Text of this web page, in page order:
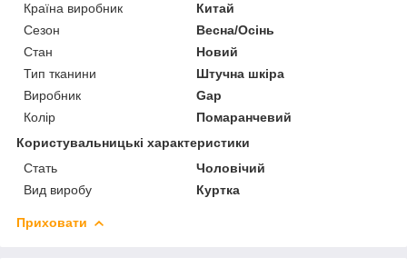
Країна виробник
Китай
Сезон
Весна/Осінь
Стан
Новий
Тип тканини
Штучна шкіра
Виробник
Gap
Колір
Помаранчевий
Користувальницькі характеристики
Стать
Чоловічий
Вид виробу
Куртка
Приховати